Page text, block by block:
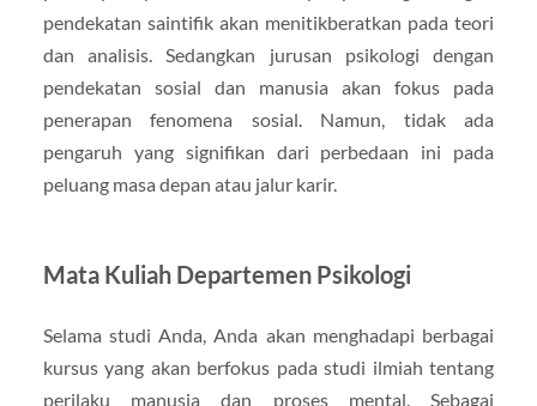
pendekatan saintifik akan menitikberatkan pada teori
dan analisis. Sedangkan jurusan psikologi dengan
pendekatan sosial dan manusia akan fokus pada
penerapan fenomena sosial. Namun, tidak ada
pengaruh yang signifikan dari perbedaan ini pada
peluang masa depan atau jalur karir.
Mata Kuliah Departemen Psikologi
Selama studi Anda, Anda akan menghadapi berbagai
kursus yang akan berfokus pada studi ilmiah tentang
perilaku manusia dan proses mental. Sebagai